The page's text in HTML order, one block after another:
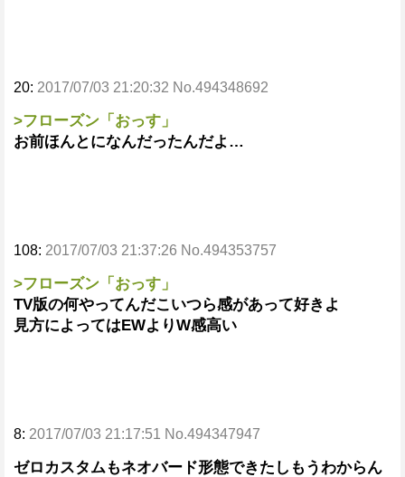
20: 2017/07/03 21:20:32 No.494348692
>フローズン「おっす」
お前ほんとになんだったんだよ…
108: 2017/07/03 21:37:26 No.494353757
>フローズン「おっす」
TV版の何やってんだこいつら感があって好きよ
見方によってはEWよりW感高い
8: 2017/07/03 21:17:51 No.494347947
ゼロカスタムもネオバード形態できたしもうわからん